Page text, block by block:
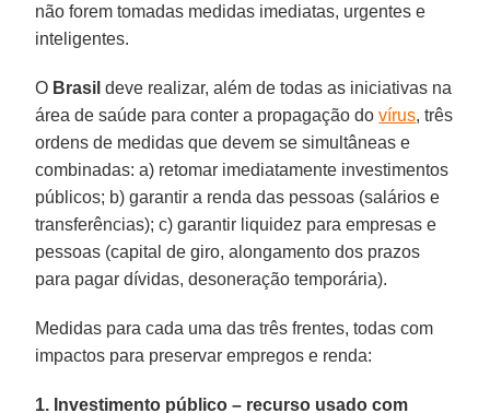
não forem tomadas medidas imediatas, urgentes e
inteligentes.
O Brasil deve realizar, além de todas as iniciativas na
área de saúde para conter a propagação dovírus, três
ordens de medidas que devem se simultâneas e
combinadas: a) retomar imediatamente investimentos
públicos; b) garantir a renda das pessoas (salários e
transferências); c) garantir liquidez para empresas e
pessoas (capital de giro, alongamento dos prazos
para pagar dívidas, desoneração temporária).
Medidas para cada uma das três frentes, todas com
impactos para preservar empregos e renda:
1. Investimento público – recurso usado com